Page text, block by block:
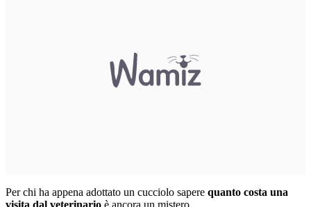
Per chi ha appena adottato un cucciolo sapere quanto costa una
visita dal veterinario è ancora un mistero.